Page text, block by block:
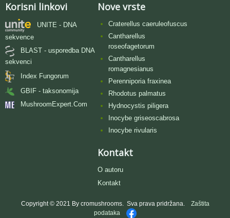
Korisni linkovi
UNITE - DNA
sekvence
BLAST - usporedba DNA
sekvenci
Index Fungorum
GBIF - taksonomija
MushroomExpert.Com
Nove vrste
Craterellus caeruleofuscus
Cantharellus
roseofagetorum
Cantharellus
romagnesianus
Perenniporia fraxinea
Rhodotus palmatus
Hydnocystis piligera
Inocybe griseoscabrosa
Inocybe rivularis
Kontakt
O autoru
Kontakt
Copyright © 2021 By cromushrooms. Sva prava pridržana. Zaštita
podataka